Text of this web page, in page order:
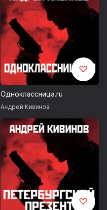
Одноклассница.ru
Андрей Кивинов